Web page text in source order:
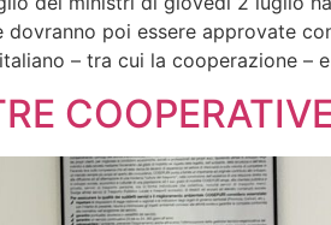
dovranno poi essere approvate
italiano – tra cui la cooperazione –